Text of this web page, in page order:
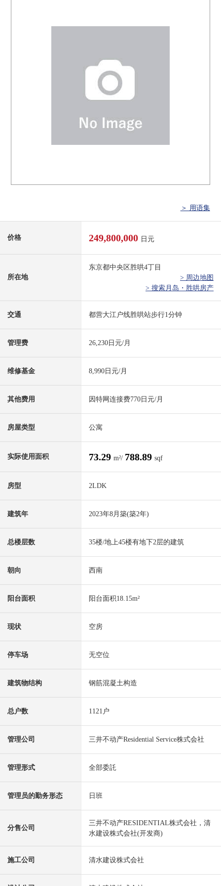
＞ 用语集
价格 249,800,000 日元
所在地
东京都中央区胜哄4丁目
> 周边地图
> 搜索月岛・胜哄房产
交通 都营大江户线胜哄站步行1分钟
管理费 26,230日元/月
维修基金 8,990日元/月
其他费用 因特网连接费770日元/月
房屋类型 公寓
实际使用面积 73.29 m²/ 788.89 sqf
房型 2LDK
建筑年 2023年8月築(築2年)
总楼层数 35楼/地上45楼有地下2层的建筑
朝向 西南
阳台面积 阳台面积18.15m²
现状 空房
停车场 无空位
建筑物结构 钢筋混凝土构造
总户数 1121户
管理公司 三井不动产Residential Service株式会社
管理形式 全部委託
管理员的勤务形态 日班
分售公司
三井不动产RESIDENTIAL株式会社，清
水建设株式会社(开发商)
施工公司 清水建设株式会社